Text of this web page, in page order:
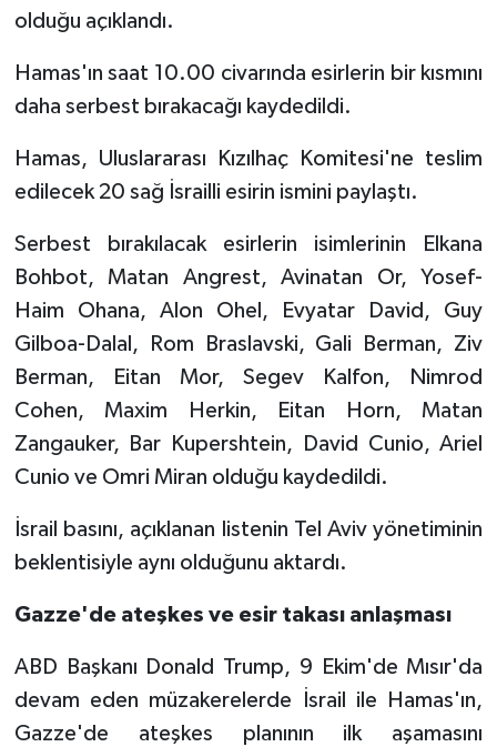
olduğu açıklandı.
Hamas'ın saat 10.00 civarında esirlerin bir kısmını
daha serbest bırakacağı kaydedildi.
Hamas, Uluslararası Kızılhaç Komitesi'ne teslim
edilecek 20 sağ İsrailli esirin ismini paylaştı.
Serbest bırakılacak esirlerin isimlerinin Elkana
Bohbot, Matan Angrest, Avinatan Or, Yosef-
Haim Ohana, Alon Ohel, Evyatar David, Guy
Gilboa-Dalal, Rom Braslavski, Gali Berman, Ziv
Berman, Eitan Mor, Segev Kalfon, Nimrod
Cohen, Maxim Herkin, Eitan Horn, Matan
Zangauker, Bar Kupershtein, David Cunio, Ariel
Cunio ve Omri Miran olduğu kaydedildi.
İsrail basını, açıklanan listenin Tel Aviv yönetiminin
beklentisiyle aynı olduğunu aktardı.
Gazze'de ateşkes ve esir takası anlaşması
ABD Başkanı Donald Trump, 9 Ekim'de Mısır'da
devam eden müzakerelerde İsrail ile Hamas'ın,
Gazze'de ateşkes planının ilk aşamasını